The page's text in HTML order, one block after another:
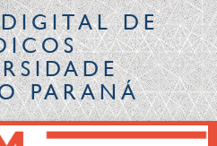
Legislação
CanaisDE
PARANÁ